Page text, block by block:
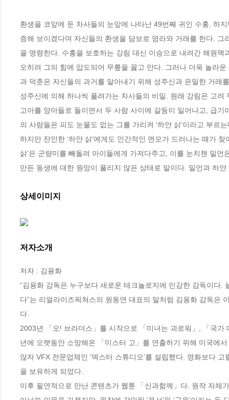
환생을 코앞에 둔 차사들의 눈앞에 나타난 49번째 귀인 수홍. 하
증해 보이겠다며 자신들의 환생을 담보로 염라와 거래를 한다.
을 명령한다. 수홍을 보호하는 강림 대신 이승으로 내려간 해원
오히려 그의 힘에 압도되어 무릎을 꿇고 만다. 그러나 더욱 놀라
과 덕춘은 자신들의 과거를 알아내기 위해 성주신과 은밀한 거래
성주신에 의해 하나씩 풀려가는 차사들의 비밀. 원래 강림은 고
고아를 양아들로 들이면서 두 사람 사이에 갈등이 일어나고, 급
의 사람들은 피도 눈물도 없는 그를 가리켜 ‘하얀 삵’이라고 부르
하지만 잔인한 ‘하얀 삵’에게도 인간적인 면모가 드러나는 때가
삵’은 군량미를 빼돌려 아이들에게 가져다주고, 이를 눈치챈 밀
만든 동생에 대한 원망이 풀리지 않은 상태로 말이다. 밀언과 하
상세이미지
저자소개
저자 : 김용화
“김용화 감독은 누구보다 새로운 테크놀로지에 민감한 감독이다.
다”는 리얼라이즈픽쳐스의 원동연 대표의 말처럼 김용화 감독은
다.
2003년 「오! 브라더스」를 시작으로 「미녀는 괴로워」, 「국
년에 오랫동안 소망해온 「미스터 고」를 연출하기 위해 미국에
않자 VFX 전문업체인 ‘덱스터 스튜디오’를 설립했다. 영화보다
을 보유하게 되었다.
이후 필연적으로 만난 콘텐츠가 웹툰 「신과함께」다. 원작 자체